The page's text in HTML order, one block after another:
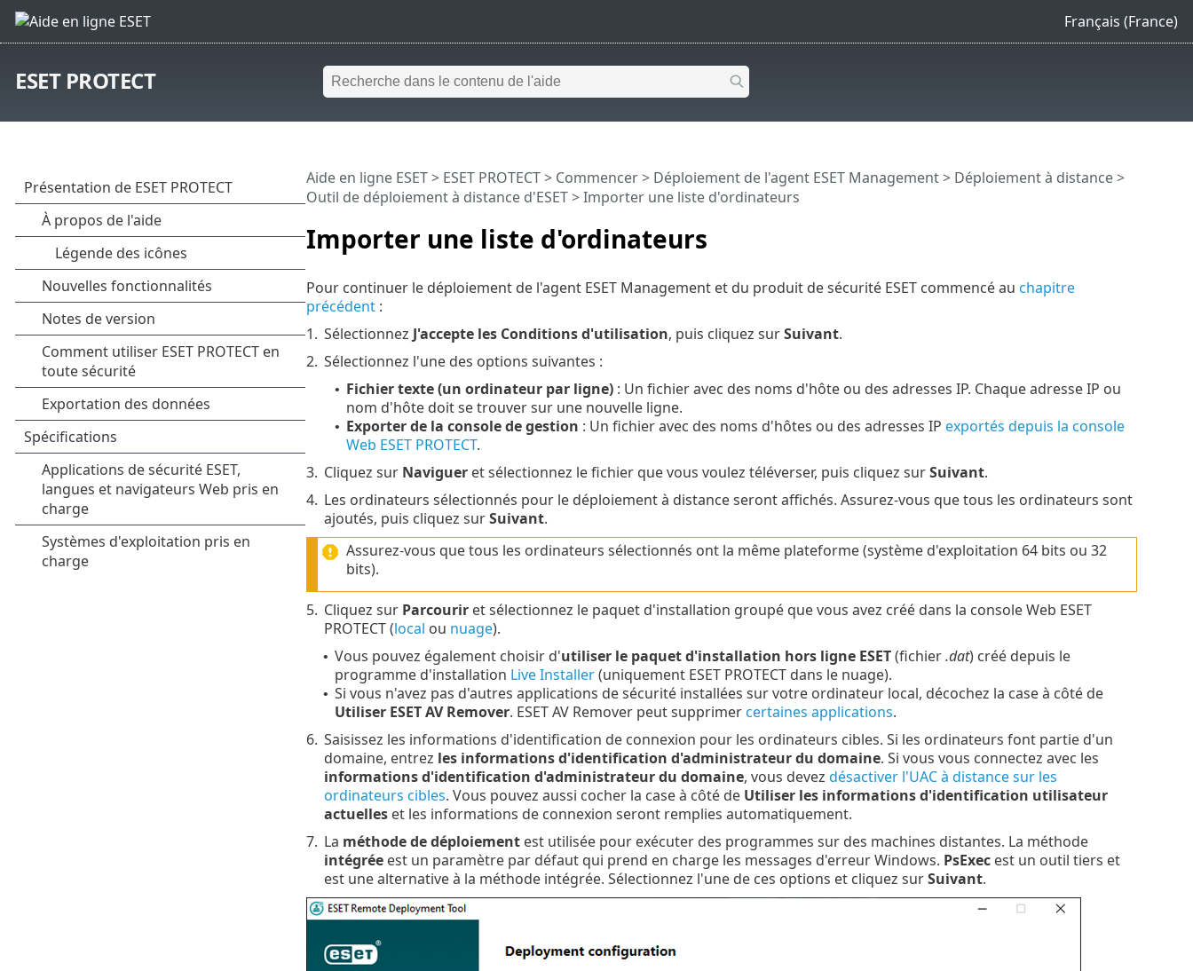
Français (France)
ESET PROTECT
Importer une liste d'ordinateurs
Aide en ligne ESET> ESET PROTECT> Commencer> Déploiement de l'agent ESET Management> Déploiement à distance>
Outil de déploiement à distance d'ESET> Importer une liste d'ordinateurs
Pour continuer le déploiement de l'agent ESET Management et du produit de sécurité ESET commencé au chapitre
précédent:
1. Sélectionnez J'accepte les Conditions d'utilisation, puis cliquez surSuivant.
2. Sélectionnez l'une des options suivantes :
• Fichier texte (un ordinateur par ligne): Un fichier avec des noms d'hôte ou des adresses IP. Chaque adresse IP ou
nom d'hôte doit se trouver sur une nouvelle ligne.
• Exporter de la console de gestion : Un fichier avec des noms d'hôtes ou des adresses IP exportés depuis la console
Web ESET PROTECT.
3. Cliquez sur Navigueret sélectionnez le fichier que vous voulez téléverser, puis cliquez surSuivant.
4. Les ordinateurs sélectionnés pour le déploiement à distance seront affichés. Assurez-vous que tous les ordinateurs sont
ajoutés, puis cliquez surSuivant.
Assurez-vous que tous les ordinateurs sélectionnés ont la même plateforme (système d'exploitation 64 bits ou 32
bits).
5. Cliquez sur Parcouriret sélectionnez le paquet d'installation groupé que vous avez créé dans la console Web ESET
PROTECT (local ou nuage).
• Vous pouvez également choisir d'utiliser le paquet d'installation hors ligne ESET(fichier.dat) créé depuis le
programme d'installation Live Installer(uniquement ESET PROTECTdans le nuage).
• Si vous n'avez pas d'autres applications de sécurité installées sur votre ordinateur local, décochez la case à côté de
Utiliser ESET AV Remover. ESET AV Remover peut supprimercertaines applications.
6. Saisissez les informations d'identification de connexion pour les ordinateurs cibles. Si les ordinateurs font partie d'un
domaine, entrez les informations d'identification d'administrateur du domaine. Si vous vous connectez avec les
informations d'identification d'administrateur du domaine, vous devez désactiver l'UAC à distance sur les
ordinateurs cibles. Vous pouvez aussi cocher la case à côté de Utiliser les informations d'identification utilisateur
actuelleset les informations de connexion seront remplies automatiquement.
7. La méthode de déploiementest utilisée pour exécuter des programmes sur des machines distantes. La méthode
intégréeest un paramètre par défaut qui prend en charge les messages d'erreur Windows. PsExecest un outil tiers et
est une alternative à la méthode intégrée. Sélectionnez l'une de ces options et cliquez surSuivant.